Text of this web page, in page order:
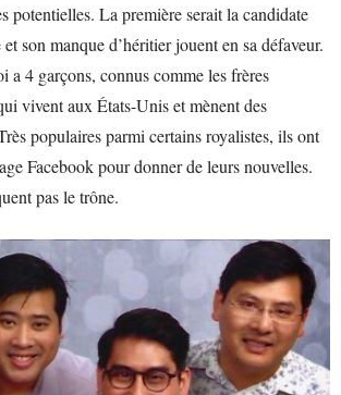
potentielles. La première serait la candidate
son manque d’héritier jouent en sa défaveur.
a 4 garçons, connus comme les frères
vivent aux États-Unis et mènent des
populaires parmi certains royalistes, ils ont
Facebook pour donner de leurs nouvelles.
pas le trône.